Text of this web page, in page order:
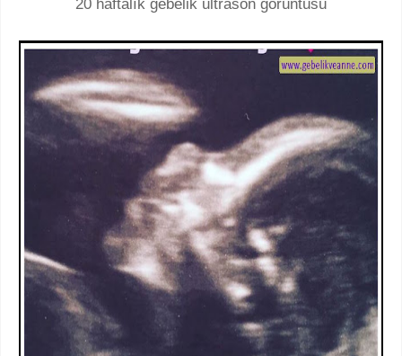
20 haftalık gebelik ultrason görüntüsü